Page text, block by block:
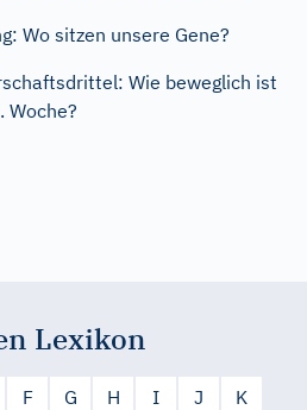
Wo sitzen unsere Gene?
Wie beweglich ist
Woche?
Lexikon
F G H I J
K